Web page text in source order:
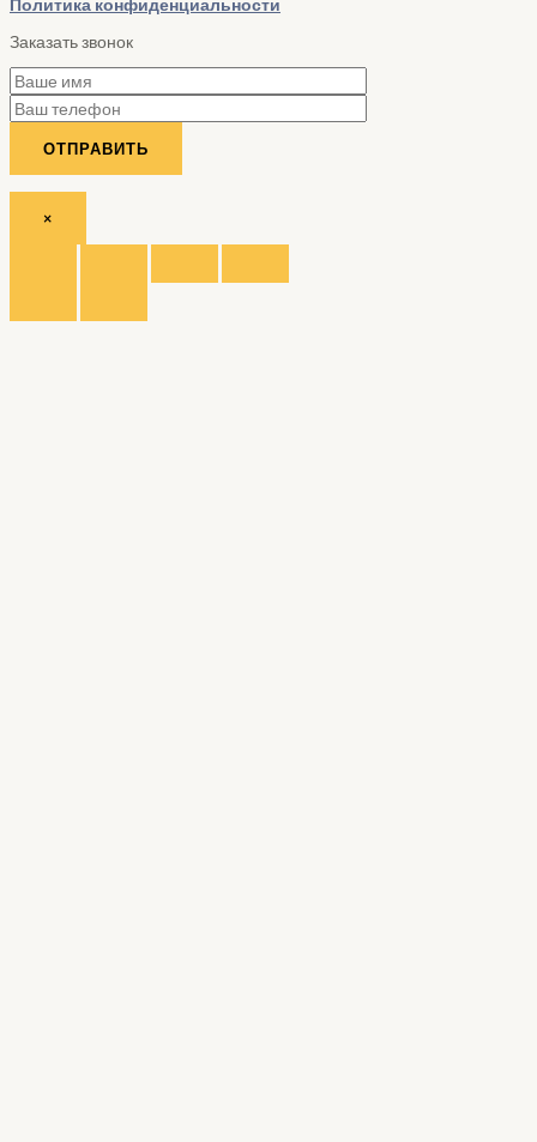
Политика конфиденциальности
Заказать звонок
×